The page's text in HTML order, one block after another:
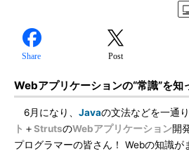
Share Post
Webアプリケーションの“常識”を知
6月になり、 Javaの文法などを一通り
ト ＋StrutsのWebアプリケーション開
プログラマーの皆さん！ Webの知識が